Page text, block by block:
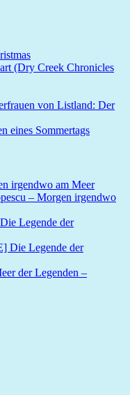
(Dry Creek Chronicles
von Listland: Der
eines Sommertags
irgendwo am Meer
– Morgen irgendwo
Legende der
Die Legende der
der Legenden –